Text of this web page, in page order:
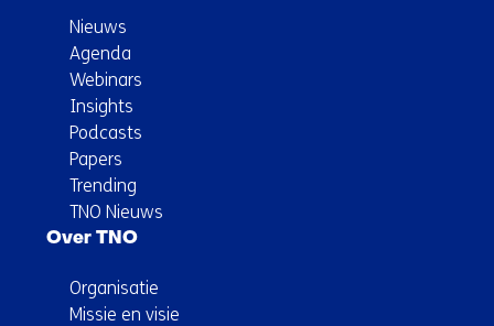
Nieuws
Agenda
Webinars
Insights
Podcasts
Papers
Trending
TNO Nieuws
Over TNO
Organisatie
Missie en visie